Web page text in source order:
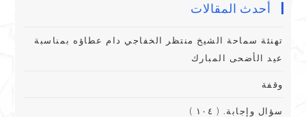
أحدث المقالات
تهنئة سماحة الشيخ منتظر الخفاجي دام عطاؤه بمناسبة
عيد الأضحى المبارك
وقفة
سؤال وإجابة. ( ١٠٤ )